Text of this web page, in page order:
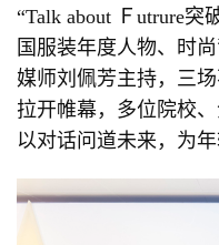
“Talk about Ｆutrure
国服装年度人物、时
媒师刘佩芳主持，三
拉开帷幕，多位院校
以对话问道未来，为